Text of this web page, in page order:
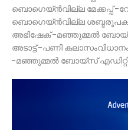
ബൊഗെയ്ൻവില്ല മേക്കപ്പ്
ബൊഗെയ്ൻവില്ല
അഭിഷേക് -മഞ്ഞുമ്മൽ
അടാട്ട് -പണി
-മഞ്ഞുമ്മൽ ബോയ്സ്